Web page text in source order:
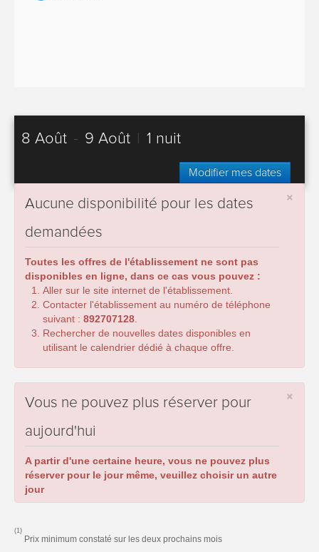
8 Août - 9 Août 1 nuit
Modifier mes dates
×
Aucune disponibilité pour les dates
demandées
Toutes les offres de l'établissement ne sont pas
disponibles en ligne, dans ce cas vous pouvez :
Aller sur le site internet de l'établissement.
Contacter l'établissement au numéro de téléphone
suivant : 892707128
Rechercher de nouvelles dates disponibles en
utilisant le calendrier dédié à chaque offre.
×
Vous ne pouvez plus réserver pour
aujourd'hui
A partir d'une certaine heure, vous ne pouvez plus
réserver pour le jour même, veuillez choisir un autre
jour
(1)
Prix minimum constaté sur les deux prochains mois